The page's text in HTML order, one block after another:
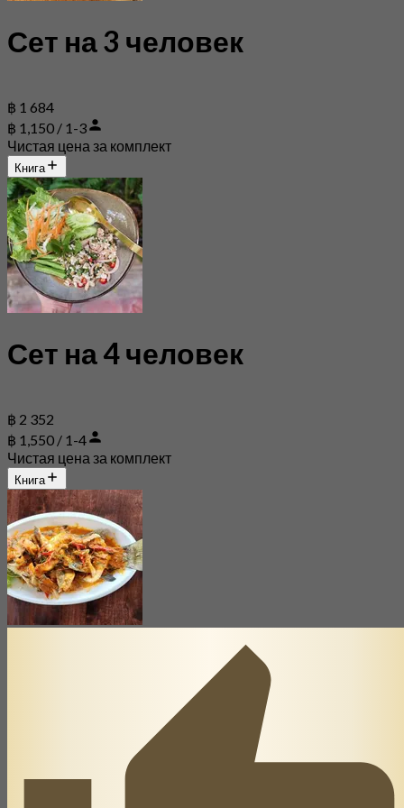
Сет на 3 человек
฿ 1 684
฿ 1,150 / 1-3
Чистая цена за комплект
Книга
Сет на 4 человек
฿ 2 352
฿ 1,550 / 1-4
Чистая цена за комплект
Книга